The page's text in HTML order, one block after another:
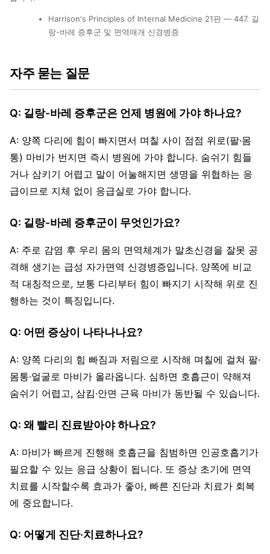
Harrison's Principles of Internal Medicine 21판 — 447. 길
랑-바레 증후군 및 면역매개 신경병증
자주 묻는 질문
Q: 길랑-바레 증후군은 언제 병원에 가야 하나요?
A: 양쪽 다리에 힘이 빠지면서 며칠 사이 점점 위로(팔·몸
통) 마비가 번지면 즉시 병원에 가야 합니다. 숨쉬기 힘들
거나 삼키기 어렵고 말이 어눌해지면 생명을 위협하는 응
급이므로 지체 없이 응급실로 가야 합니다.
Q: 길랑-바레 증후군이 무엇인가요?
A: 주로 감염 후 우리 몸의 면역체계가 말초신경을 잘못 공
격해 생기는 급성 자가면역 신경병증입니다. 양쪽에 비교
적 대칭적으로, 보통 다리부터 힘이 빠지기 시작해 위로 진
행하는 것이 특징입니다.
Q: 어떤 증상이 나타나나요?
A: 양쪽 다리의 힘 빠짐과 저림으로 시작해 며칠에 걸쳐 팔·
몸통·얼굴로 마비가 올라옵니다. 심하면 호흡근이 약해져
숨쉬기 어렵고, 삼킴·안면 근육 마비가 동반될 수 있습니다.
Q: 왜 빨리 진료받아야 하나요?
A: 마비가 빠르게 진행해 호흡근을 침범하면 인공호흡기가
필요할 수 있는 응급 상황이 됩니다. 또 증상 초기에 면역
치료를 시작할수록 효과가 좋아, 빠른 진단과 치료가 회복
에 중요합니다.
Q: 어떻게 진단·치료하나요?